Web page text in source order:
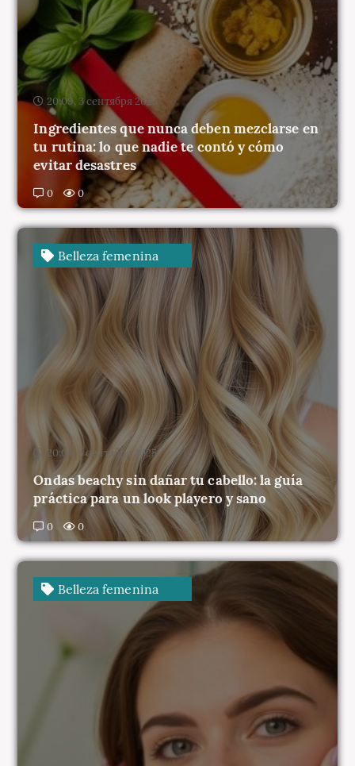
20:09, 3 сентября 2025
Ingredientes que nunca deben mezclarse en
tu rutina: lo que nadie te contó y cómo
evitar desastres
0 0
Belleza femenina
20:04, 3 сентября 2025
Ondas beachy sin dañar tu cabello: la guía
práctica para un look playero y sano
0 0
Belleza femenina
19:58, 3 сентября 2025